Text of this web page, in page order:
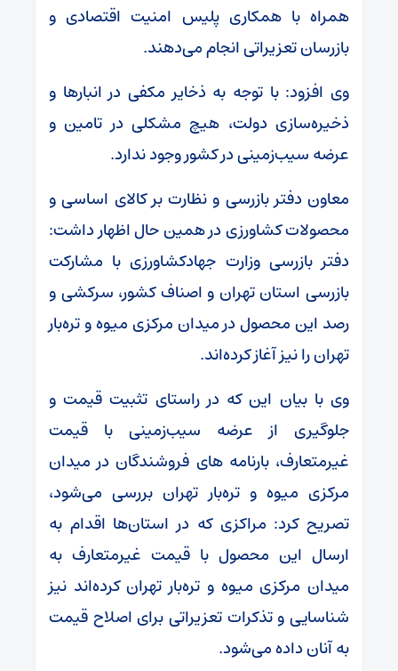
همراه با همکاری پلیس امنیت اقتصادی و
بازرسان تعزیراتی انجام می‌دهند.
وی افزود: با توجه به ذخایر مکفی در انبارها و
ذخیره‌سازی دولت، هیچ مشکلی در تامین و
عرضه سیب‌زمینی در کشور وجود ندارد.
معاون دفتر بازرسی و نظارت بر کالای اساسی و
محصولات کشاورزی در همین حال اظهار داشت:
دفتر بازرسی وزارت جهادکشاورزی با مشارکت
بازرسی استان تهران و اصناف کشور، سرکشی و
رصد این محصول در میدان مرکزی میوه و تره‌بار
تهران را نیز آغاز کرده‌اند.
وی با بیان این که در راستای تثبیت قیمت و
جلوگیری از عرضه سیب‌زمینی با قیمت
غیرمتعارف، بارنامه های فروشندگان در میدان
مرکزی میوه و تره‌بار تهران بررسی می‌شود،
تصریح کرد: مراکزی که در استان‌ها اقدام به
ارسال این محصول با قیمت غیرمتعارف به
میدان مرکزی میوه و تره‌بار تهران کرده‌اند نیز
شناسایی و تذکرات تعزیراتی برای اصلاح قیمت
به آنان داده می‌شود.